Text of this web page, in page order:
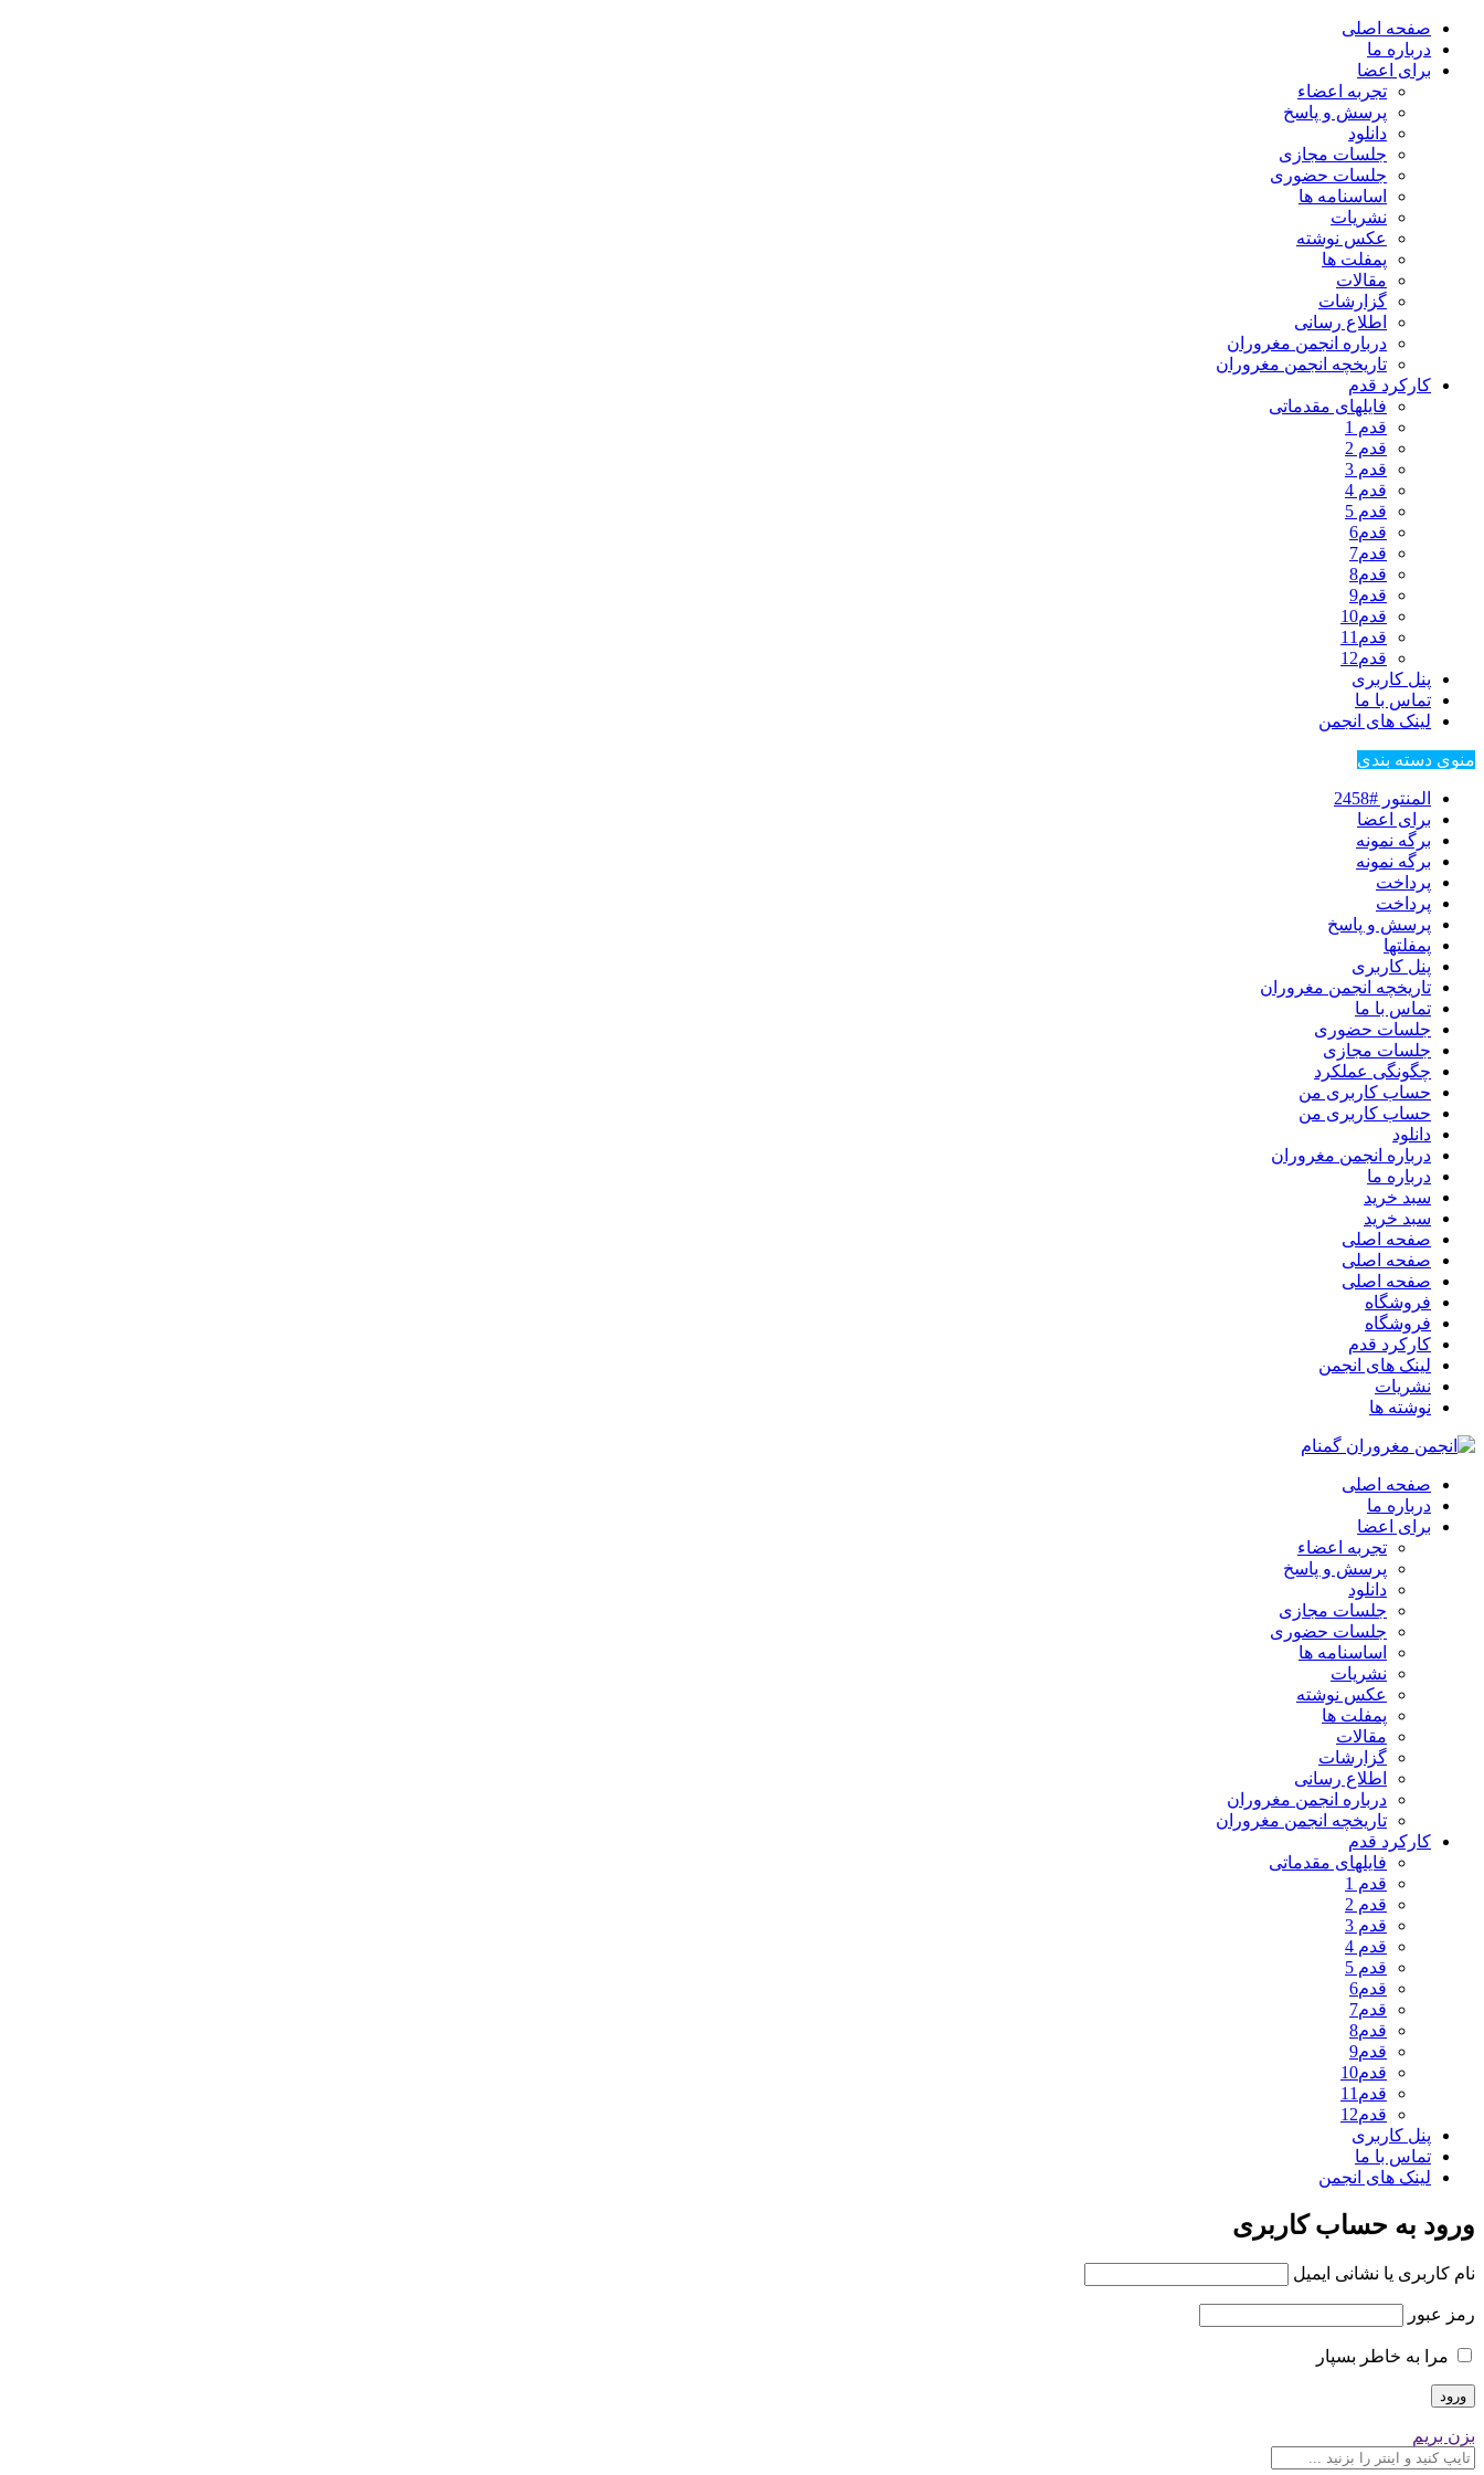
صفحه اصلی
درباره ما
برای اعضا
تجربه اعضاء
پرسش و پاسخ
دانلود
جلسات مجازی
جلسات حضوری
اساسنامه ها
نشریات
عکس نوشته
پمفلت ها
مقالات
گزارشات
اطلاع رسانی
درباره انجمن مغروران
تاریخچه انجمن مغروران
کارکرد قدم
فایلهای مقدماتی
قدم 1
قدم 2
قدم 3
قدم 4
قدم 5
قدم6
قدم7
قدم8
قدم9
قدم10
قدم11
قدم12
پنل کاربری
تماس با ما
لینک های انجمن
منوی دسته بندی
المنتور #2458
برای اعضا
برگه نمونه
برگه نمونه
پرداخت
پرداخت
پرسش و پاسخ
پمفلتها
پنل کاربری
تاریخچه انجمن مغروران
تماس با ما
جلسات حضوری
جلسات مجازی
چگونگی عملکرد
حساب کاربری من
حساب کاربری من
دانلود
درباره انجمن مغروران
درباره ما
سبد خرید
سبد خرید
صفحه اصلی
صفحه اصلی
صفحه اصلی
فروشگاه
فروشگاه
کارکرد قدم
لینک های انجمن
نشریات
نوشته ها
صفحه اصلی
درباره ما
برای اعضا
تجربه اعضاء
پرسش و پاسخ
دانلود
جلسات مجازی
جلسات حضوری
اساسنامه ها
نشریات
عکس نوشته
پمفلت ها
مقالات
گزارشات
اطلاع رسانی
درباره انجمن مغروران
تاریخچه انجمن مغروران
کارکرد قدم
فایلهای مقدماتی
قدم 1
قدم 2
قدم 3
قدم 4
قدم 5
قدم6
قدم7
قدم8
قدم9
قدم10
قدم11
قدم12
پنل کاربری
تماس با ما
لینک های انجمن
ورود به حساب کاربری
نام کاربری یا نشانی ایمیل
رمز عبور
مرا به خاطر بسپار
بزن بریم